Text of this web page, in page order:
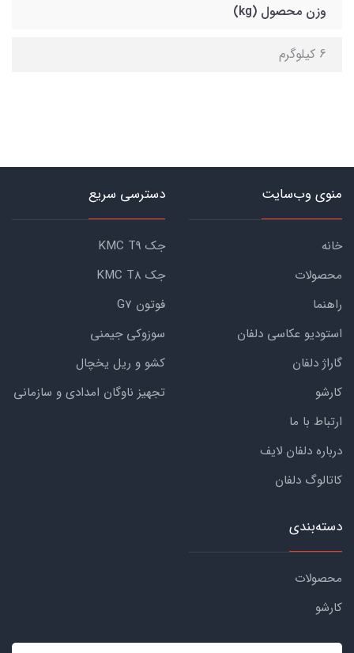
وزن محصول (kg)
6 کیلوگرم
منوی وب‌سایت
خانه
محصولات
راهنما
استودیو عکاسی دلفان
گاراژ دلفان
کارشو
ارتباط با ما
درباره دلفان لایف
کاتالوگ دلفان
دسترسی سریع
جک KMC T9
جک KMC T8
فوتون G7
سوزوکی جیمنی
کشو و ریل یخچال
تجهیز ناوگان امدادی و سازمانی
دسته‌بندی
محصولات
کارشو